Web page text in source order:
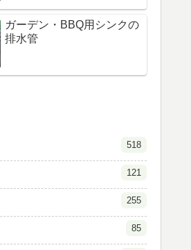
ガーデン・BBQ用シンクの
排水管
518
121
255
85